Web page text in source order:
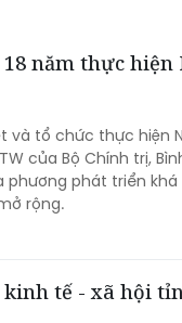
năm thực hiện
và tổ chức thực hiện
của Bộ Chính trị,
phát triển
rộng.
tế - xã hội